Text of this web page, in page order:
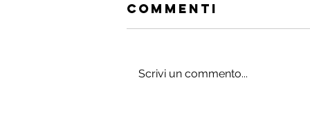
Commenti
Scrivi un commento...